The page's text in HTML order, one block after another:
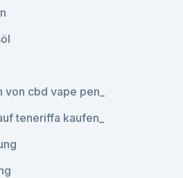
cbd vape pen_
teneriffa kaufen_